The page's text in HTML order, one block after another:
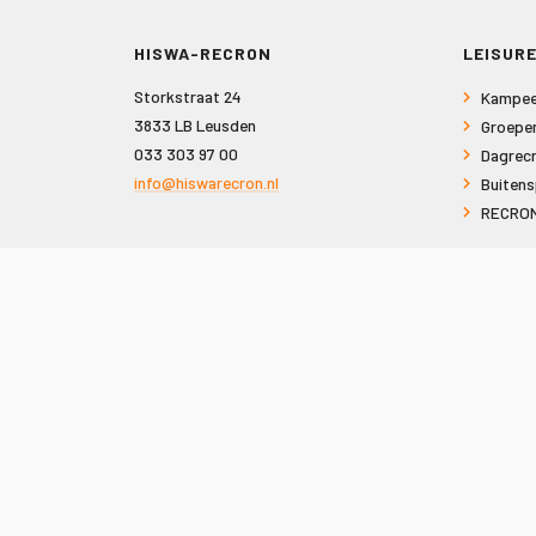
HISWA-RECRON
Storkstraat 24
3833 LB Leusden
033 303 97 00
info@hiswarecron.nl